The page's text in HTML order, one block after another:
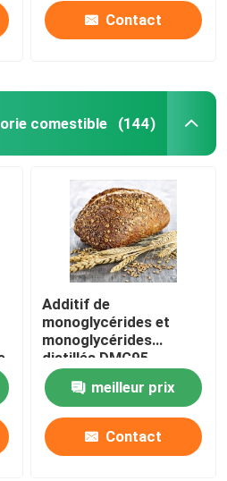
Contact
comestible (144)
Additif de
monoglycérides et
monoglycérides
distillés DMG95
meilleur prix
Contact